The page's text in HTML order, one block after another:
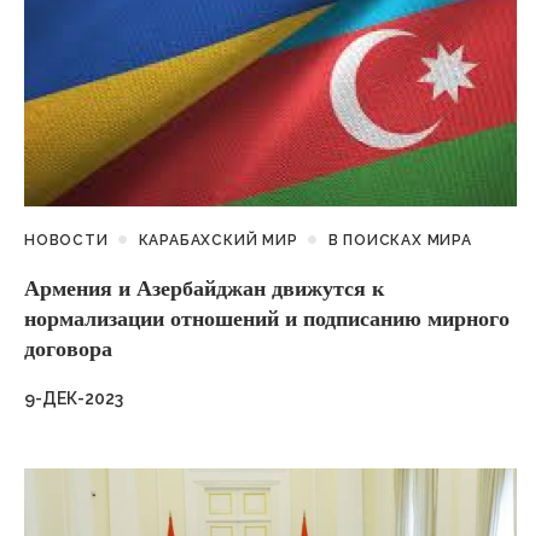
НОВОСТИ КАРАБАХСКИЙ МИР В ПОИСКАХ МИРА
Армения и Азербайджан движутся к
нормализации отношений и подписанию мирного
договора
9-ДЕК-2023